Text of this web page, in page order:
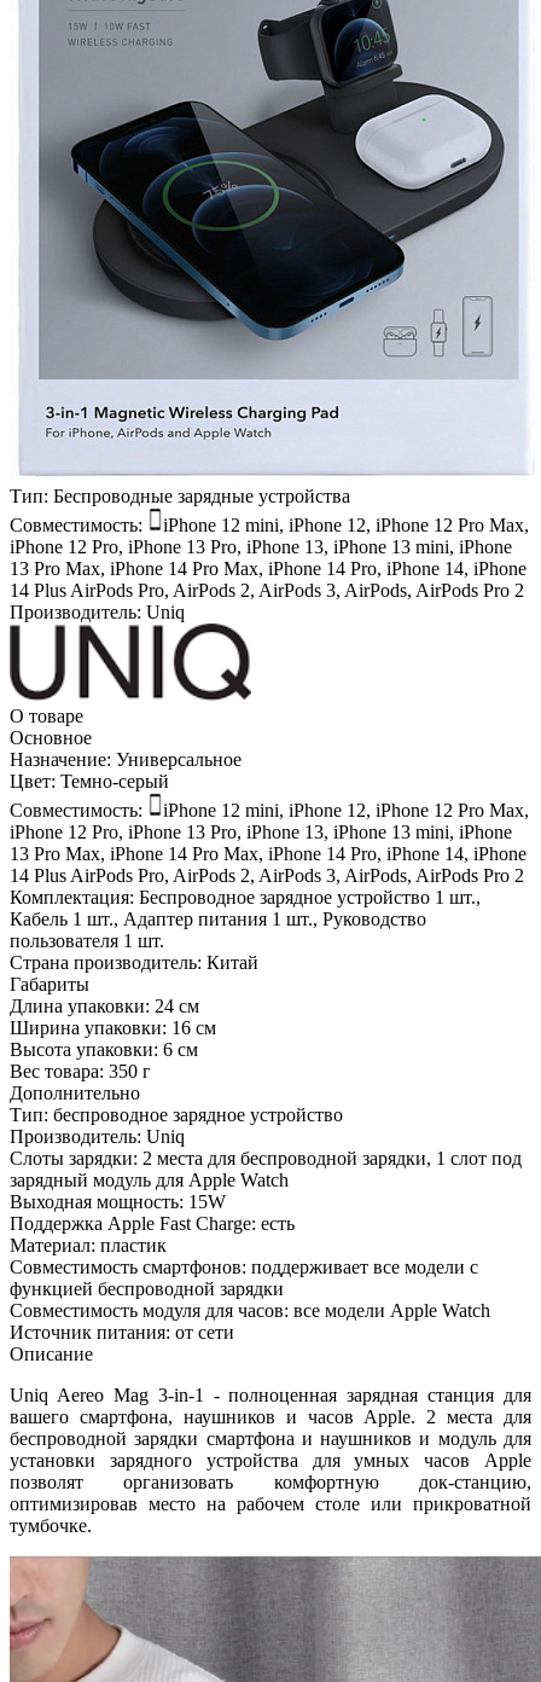
Тип: Беспроводные зарядные устройства
Совместимость:
iPhone 12 mini, iPhone 12, iPhone 12 Pro Max,
iPhone 12 Pro, iPhone 13 Pro, iPhone 13, iPhone 13 mini, iPhone
13 Pro Max, iPhone 14 Pro Max, iPhone 14 Pro, iPhone 14, iPhone
14 Plus AirPods Pro, AirPods 2, AirPods 3, AirPods, AirPods Pro 2
Производитель: Uniq
О товаре
Основное
Назначение: Универсальное
Цвет: Темно-серый
Совместимость:
iPhone 12 mini, iPhone 12, iPhone 12 Pro Max,
iPhone 12 Pro, iPhone 13 Pro, iPhone 13, iPhone 13 mini, iPhone
13 Pro Max, iPhone 14 Pro Max, iPhone 14 Pro, iPhone 14, iPhone
14 Plus AirPods Pro, AirPods 2, AirPods 3, AirPods, AirPods Pro 2
Комплектация: Беспроводное зарядное устройство 1 шт.,
Кабель 1 шт., Адаптер питания 1 шт., Руководство
пользователя 1 шт.
Страна производитель: Китай
Габариты
Длина упаковки: 24 см
Ширина упаковки: 16 см
Высота упаковки: 6 см
Вес товара: 350 г
Дополнительно
Тип: беспроводное зарядное устройство
Производитель: Uniq
Слоты зарядки: 2 места для беспроводной зарядки, 1 слот под
зарядный модуль для Apple Watch
Выходная мощность: 15W
Поддержка Apple Fast Charge: есть
Материал: пластик
Совместимость смартфонов: поддерживает все модели с
функцией беспроводной зарядки
Совместимость модуля для часов: все модели Apple Watch
Источник питания: от сети
Описание
Uniq Aereo Mag 3-in-1 - полноценная зарядная станция для
вашего смартфона, наушников и часов Apple. 2 места для
беспроводной зарядки смартфона и наушников и модуль для
установки зарядного устройства для умных часов Apple
позволят организовать комфортную док-станцию,
оптимизировав место на рабочем столе или прикроватной
тумбочке.